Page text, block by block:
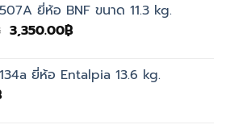
ยี่ห้อ BNF ขนาด 11.3 kg.
Original
4,500.00฿.
3,350.00฿Current
3,350.00฿.
ยี่ห้อ Entalpia 13.6 kg.